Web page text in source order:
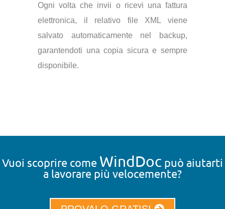
Ogni volta che invii o ricevi una fattura
elettronica, il relativo file XML viene
salvato automaticamente nel backup,
garantendoti una copia sicura e sempre
disponibile.
Vuoi scoprire come WindDoc può aiutarti
a lavorare più velocemente?